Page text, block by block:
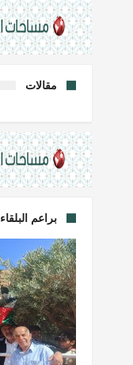
مقالات
براعم البلقاء